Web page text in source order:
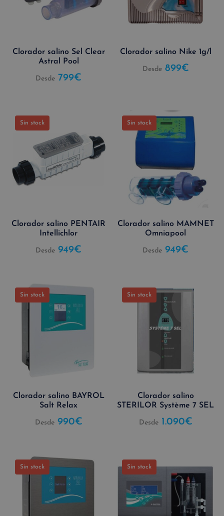
Clorador salino Sel Clear
Astral Pool
Desde 799€
Clorador salino Nike 1g/l
Desde 899€
Sin stock
Clorador salino PENTAIR
Intellichlor
Desde 949€
Sin stock
Clorador salino MAMNET
Omniapool
Desde 949€
Sin stock
Clorador salino BAYROL
Salt Relax
Desde 990€
Sin stock
Clorador salino
STERILOR Système 7 SEL
Desde 1.090€
Sin stock Sin stock